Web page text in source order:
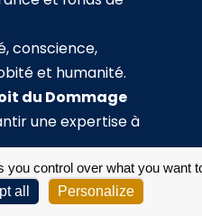
conscience,
et humanité.
du Dommage
une expertise à
you control over what you want
all Personalize